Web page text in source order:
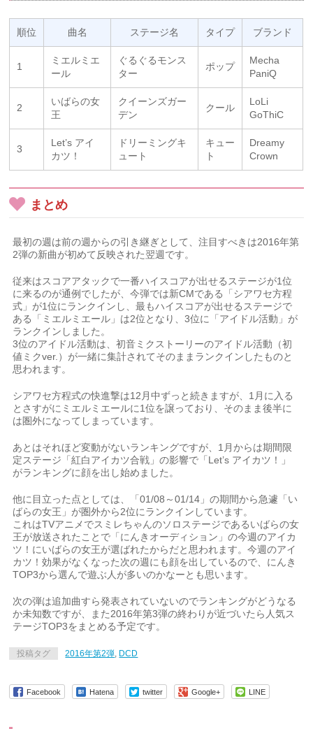
順位 曲名 ステージ名 タイプ ブランド
1
ミエルミエ
ール
ぐるぐるモンス
ター
ポップ
Mecha
PaniQ
2
いばらの女
王
クイーンズガー
デン
クール
LoLi
GoThiC
3
Let’s アイ
カツ！
ドリーミングキ
ュート
キュー
ト
Dreamy
Crown
まとめ
最初の週は前の週からの引き継ぎとして、注目すべきは2016年第
2弾の新曲が初めて反映された翌週です。
従来はスコアアタックで一番ハイスコアが出せるステージが1位
に来るのが通例でしたが、今弾では新CMである「シアワセ方程
式」が1位にランクインし、最もハイスコアが出せるステージで
ある「ミエルミエール」は2位となり、3位に「アイドル活動」が
ランクインしました。
3位のアイドル活動は、初音ミクストーリーのアイドル活動（初
値ミクver.）が一緒に集計されてそのままランクインしたものと
思われます。
シアワセ方程式の快進撃は12月中ずっと続きますが、1月に入る
とさすがにミエルミエールに1位を譲っており、そのまま後半に
は圏外になってしまっています。
あとはそれほど変動がないランキングですが、1月からは期間限
定ステージ「紅白アイカツ合戦」の影響で「Let’s アイカツ！」
がランキングに顔を出し始めました。
他に目立った点としては、「01/08～01/14」の期間から急遽「い
ばらの女王」が圏外から2位にランクインしています。
これはTVアニメでスミレちゃんのソロステージであるいばらの女
王が放送されたことで「にんきオーディション」の今週のアイカ
ツ！にいばらの女王が選ばれたからだと思われます。今週のアイ
カツ！効果がなくなった次の週にも顔を出しているので、にんき
TOP3から選んで遊ぶ人が多いのかなーとも思います。
次の弾は追加曲すら発表されていないのでランキングがどうなる
か未知数ですが、また2016年第3弾の終わりが近づいたら人気ス
テージTOP3をまとめる予定です。
投稿タグ 2016年第2弾, DCD
Facebook Hatena twitter Google+ LINE